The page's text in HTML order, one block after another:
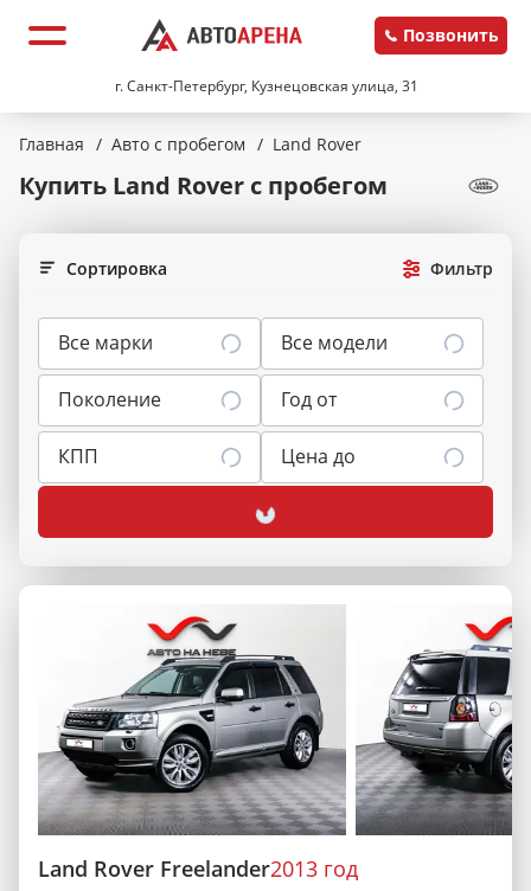
г. Санкт-Петербург, Кузнецовская улица, 31
Позвонить
Главная / Авто с пробегом / Land Rover
Купить Land Rover с пробегом
Фильтр
Сортировка
Все марки Все модели
Поколение Год от
КПП Цена до
Land Rover Freelander2013 год